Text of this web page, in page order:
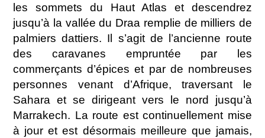
les sommets du Haut Atlas et descendrez
jusqu’à la vallée du Draa remplie de milliers de
palmiers dattiers. Il s’agit de l’ancienne route
des caravanes empruntée par les
commerçants d’épices et par de nombreuses
personnes venant d’Afrique, traversant le
Sahara et se dirigeant vers le nord jusqu’à
Marrakech. La route est continuellement mise
à jour et est désormais meilleure que jamais,